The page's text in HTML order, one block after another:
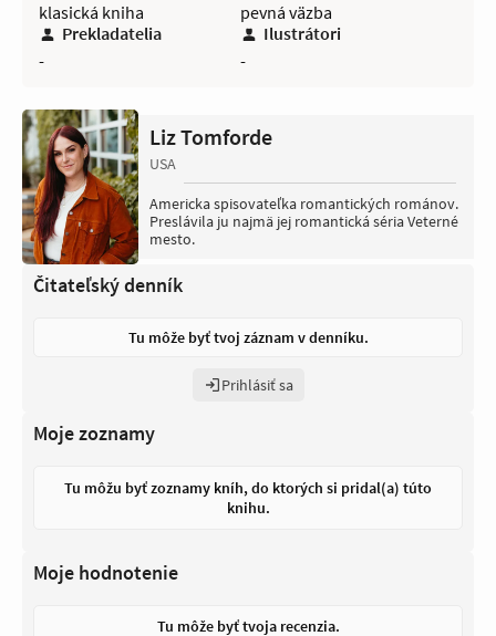
klasická kniha
pevná väzba
Prekladatelia
-
Ilustrátori
-
Liz Tomforde
USA
Americka spisovateľka romantických románov.
Preslávila ju najmä jej romantická séria Veterné
mesto.
Čitateľský denník
Tu môže byť tvoj záznam v denníku.
Prihlásiť sa
Moje zoznamy
Tu môžu byť zoznamy kníh, do ktorých si pridal(a) túto
knihu.
Moje hodnotenie
Tu môže byť tvoja recenzia.